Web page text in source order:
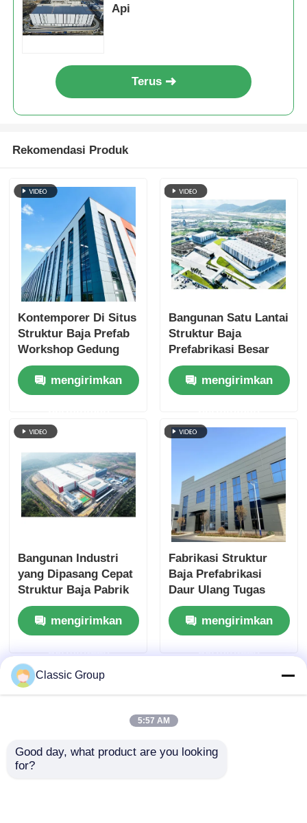
Api
Terus
Rekomendasi Produk
Kontemporer Di Situs
Struktur Baja Prefab
Workshop Gedung
Gudang
mengirimkan
Bangunan Satu Lantai
Struktur Baja
Prefabrikasi Besar
Tahan Cuaca
mengirimkan
Bangunan Industri
yang Dipasang Cepat
Struktur Baja Pabrik
Custom Shed
mengirimkan
permintaan
Fabrikasi Struktur
Baja Prefabrikasi
Daur Ulang Tugas
Berat Tahan Gempa
mengirimkan
permintaan
Classic Group
5:57 AM
Good day, what product are you looking
for?